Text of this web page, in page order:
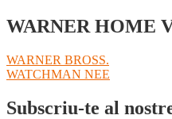
WARNER HOME
Navegació
d'entrades
Entrada
anterior:
WARNER BROSS.
Pròxima
WATCHMAN NEE
Subscriu-te al